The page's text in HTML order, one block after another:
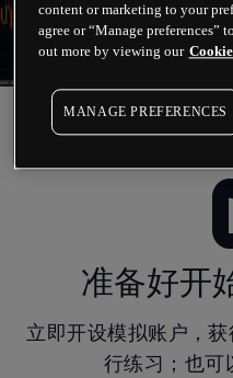
准备好开
立即开设模拟账户，获
行练习；也可
content or marketing to your
agree or “Manage preferences”
out more by viewing our
MANAGE PREFERENCES